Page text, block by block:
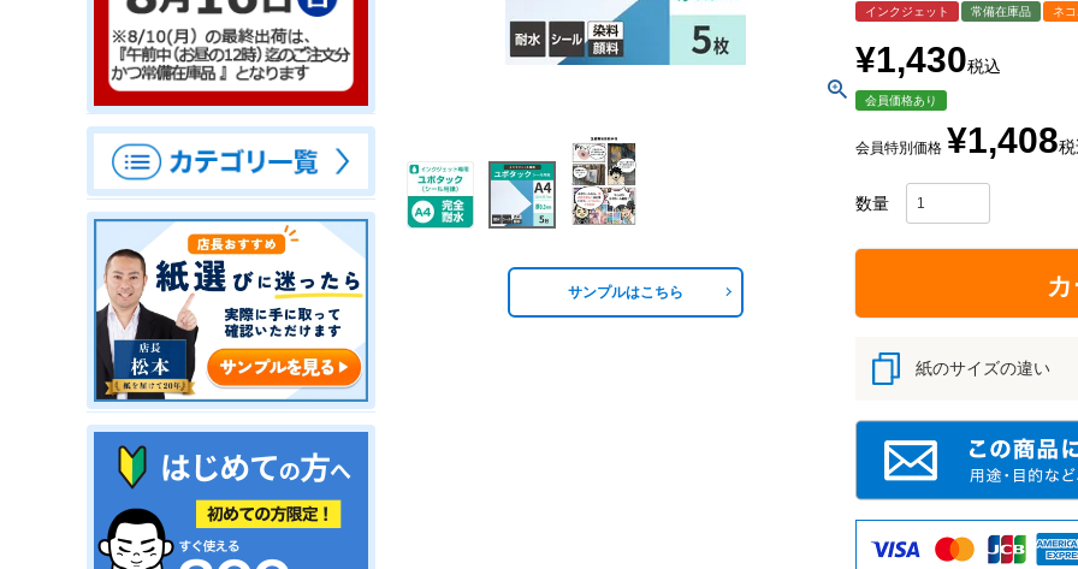
サンプルはこちら
インクジェット 常備在庫品 ネ
¥1,430税込
会員価格あり
会員特別価格 ¥1,408
紙のサイズの違い